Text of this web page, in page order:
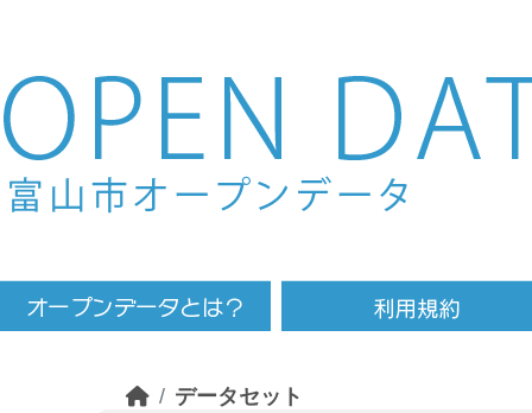
Skip to main content
データセット